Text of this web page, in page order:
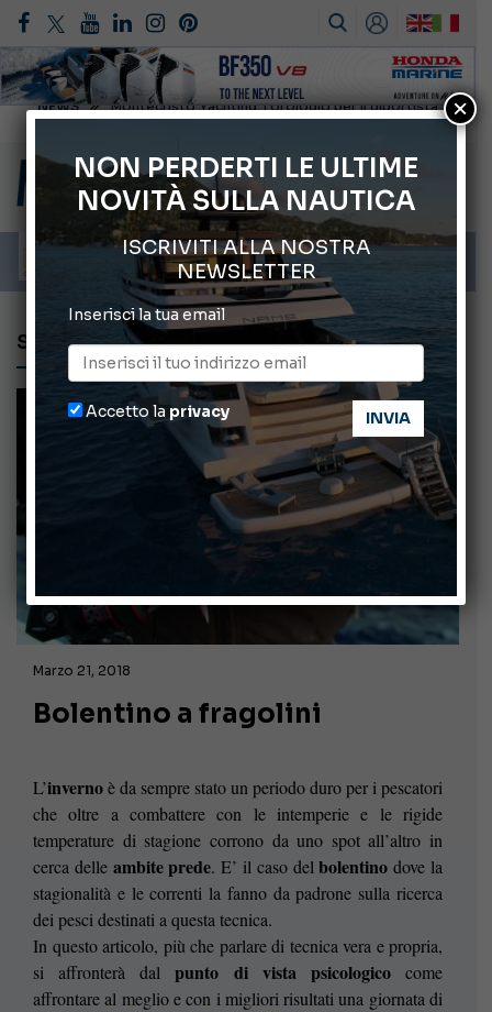
Gommoni Callegari acquisisce Geniuss
66° Salone Nautico Internazionale di Genova
Svelati i Mondiali di Wakeboard 2026
Cannes Yachting Festival 2026: tutte le novità attese a settembre
Montecristo Yachting, l’orologio per il diportista
SPOT DI PESCA
Marzo 21, 2018
Bolentino a fragolini
L’invernoè da sempre stato un periodo duro per i pescatori
che oltre a combattere con le intemperie e le rigide
temperature di stagione corrono da uno spot all’altro in
cerca delle ambite prede. E’ il caso delbolentino dove la
stagionalità e le correnti la fanno da padrone sulla ricerca
dei pesci destinati a questa tecnica.
In questo articolo, più che parlare di tecnica vera e propria,
si affronterà dalpunto di vista psicologicocome
affrontare al meglio e con i migliori risultati una giornata di
NON PERDERTI LE ULTIME
NOVITÀ SULLA NAUTICA
ISCRIVITI ALLA NOSTRA
NEWSLETTER
Inserisci la tua email
Accetto la privacy
×